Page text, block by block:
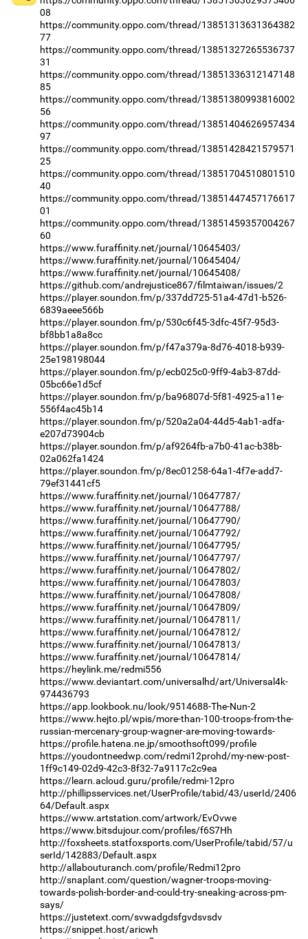
08
https://community.oppo.com/thread/13851313631364382
77
https://community.oppo.com/thread/13851327265536737
31
https://community.oppo.com/thread/13851336312147148
85
https://community.oppo.com/thread/13851380993816002
56
https://community.oppo.com/thread/13851404626957434
97
https://community.oppo.com/thread/13851428421579571
25
https://community.oppo.com/thread/13851704510801510
40
https://community.oppo.com/thread/13851447457176617
01
https://community.oppo.com/thread/13851459357004267
60
https://www.furaffinity.net/journal/10645403/
https://www.furaffinity.net/journal/10645404/
https://www.furaffinity.net/journal/10645408/
https://github.com/andrejustice867/filmtaiwan/issues/2
https://player.soundon.fm/p/337dd725-51a4-47d1-b526-
6839aeee566b
https://player.soundon.fm/p/530c6f45-3dfc-45f7-95d3-
bf8bb1a8a8cc
https://player.soundon.fm/p/f47a379a-8d76-4018-b939-
25e198198044
https://player.soundon.fm/p/ecb025c0-9ff9-4ab3-87dd-
05bc66e1d5cf
https://player.soundon.fm/p/ba96807d-5f81-4925-a11e-
556f4ac45b14
https://player.soundon.fm/p/520a2a04-44d5-4ab1-adfa-
e207d73904cb
https://player.soundon.fm/p/af9264fb-a7b0-41ac-b38b-
02a062fa1424
https://player.soundon.fm/p/8ec01258-64a1-4f7e-add7-
79ef31441cf5
https://www.furaffinity.net/journal/10647787/
https://www.furaffinity.net/journal/10647788/
https://www.furaffinity.net/journal/10647790/
https://www.furaffinity.net/journal/10647792/
https://www.furaffinity.net/journal/10647795/
https://www.furaffinity.net/journal/10647797/
https://www.furaffinity.net/journal/10647802/
https://www.furaffinity.net/journal/10647803/
https://www.furaffinity.net/journal/10647808/
https://www.furaffinity.net/journal/10647809/
https://www.furaffinity.net/journal/10647811/
https://www.furaffinity.net/journal/10647812/
https://www.furaffinity.net/journal/10647813/
https://www.furaffinity.net/journal/10647814/
https://heylink.me/redmi556
https://www.deviantart.com/universalhd/art/Universal4k-
974436793
https://app.lookbook.nu/look/9514688-The-Nun-2
https://www.hejto.pl/wpis/more-than-100-troops-from-the-
russian-mercenary-group-wagner-are-moving-towards-
https://profile.hatena.ne.jp/smoothsoft099/profile
https://youdontneedwp.com/redmi12prohd/my-new-post-
1ff9c149-02d9-42c3-8f32-7a9117c2c9ea
https://learn.acloud.guru/profile/redmi-12pro
http://phillipsservices.net/UserProfile/tabid/43/userId/2406
64/Default.aspx
https://www.artstation.com/artwork/EvOvwe
https://www.bitsdujour.com/profiles/f6S7Hh
http://foxsheets.statfoxsports.com/UserProfile/tabid/57/u
serId/142883/Default.aspx
http://allabouturanch.com/profile/Redmi12pro
http://snaplant.com/question/wagner-troops-moving-
towards-polish-border-and-could-try-sneaking-across-pm-
says/
https://justetext.com/svwadgdsfgvdsvsdv
https://snippet.host/aricwh